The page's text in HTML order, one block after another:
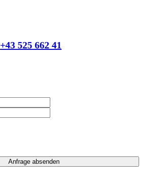
+43 525 662 41
Anfrage absenden